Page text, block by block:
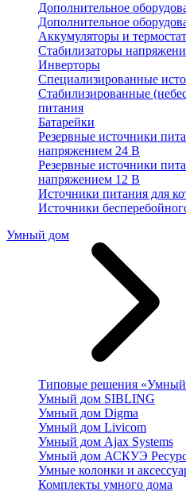
Дополнительное
Дополнительное
Аккумуляторы и
Стабилизаторы
Инверторы
Специализированные
Стабилизированные
питания
Батарейки
Резервные источники
напряжением 24 В
Резервные источники
напряжением 12 В
Источники питания для
Источники
Умный дом
Типовые решения
Умный дом SIBLING
Умный дом Digma
Умный дом Livicom
Умный дом Ajax Systems
Умный дом АСКУЭ
Умные колонки и
Комплекты умного дома